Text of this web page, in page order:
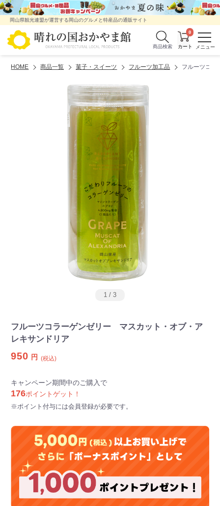
岡山県観光連盟が運営する岡山のグルメと特産品の通販サイト
商品検索
0
HOME 商品一覧 菓子・スイーツ フルーツ加工品 フルーツコ
1 / 3
フルーツコラーゲンゼリー マスカット・オブ・ア
レキサンドリア
950 円 (税込)
キャンペーン期間中のご購入で
176ポイントゲット！
※ポイント付与には会員登録が必要です。